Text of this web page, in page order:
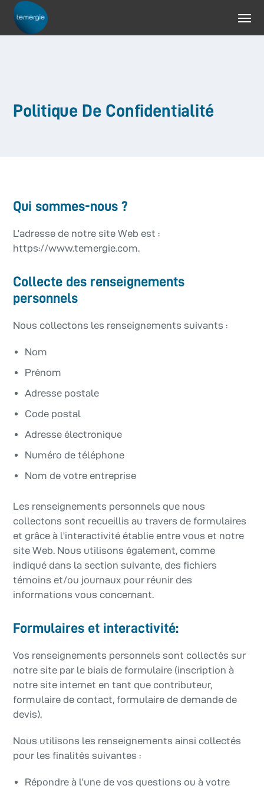
Politique De Confidentialité
Qui sommes-nous ?
L’adresse de notre site Web est :
https://www.temergie.com.
Collecte des renseignements
personnels
Nous collectons les renseignements suivants :
Nom
Prénom
Adresse postale
Code postal
Adresse électronique
Numéro de téléphone
Nom de votre entreprise
Les renseignements personnels que nous
collectons sont recueillis au travers de formulaires
et grâce à l’interactivité établie entre vous et notre
site Web. Nous utilisons également, comme
indiqué dans la section suivante, des fichiers
témoins et/ou journaux pour réunir des
informations vous concernant.
Formulaires et interactivité:
Vos renseignements personnels sont collectés sur
notre site par le biais de formulaire (inscription à
notre site internet en tant que contributeur,
formulaire de contact, formulaire de demande de
devis).
Nous utilisons les renseignements ainsi collectés
pour les finalités suivantes :
Répondre à l’une de vos questions ou à votre